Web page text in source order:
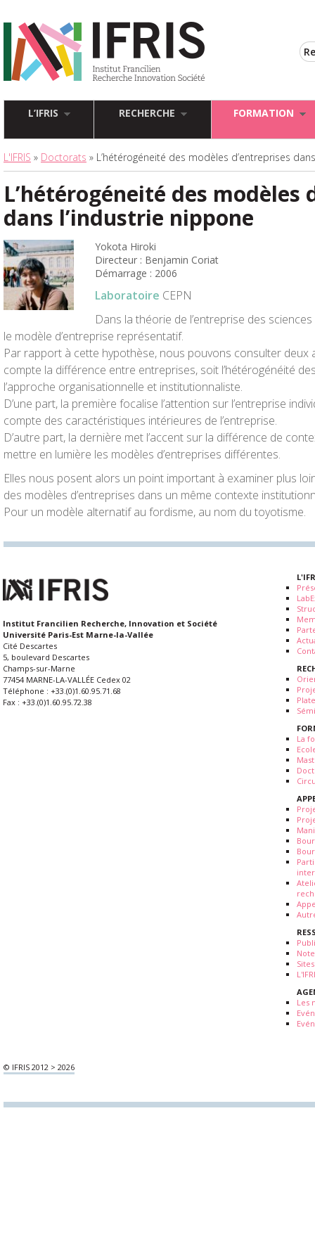
L’IFRIS RECHERCHE FORMATION
L'IFRIS » Doctorats » L’hétérogéneité des modèles d’entreprises
L’hétérogéneité des modèles
dans l’industrie nippone
Yokota Hiroki
Directeur : Benjamin Coriat
Démarrage : 2006
Laboratoire CEPN
Dans la théorie de l’entreprise des
le modèle d’entreprise représentatif.
Par rapport à cette hypothèse, nous pouvons consulter deux
compte la différence entre entreprises, soit l’hétérogénéité
l’approche organisationnelle et institutionnaliste.
D’une part, la première focalise l’attention sur l’entreprise
compte des caractéristiques intérieures de l’entreprise.
D’autre part, la dernière met l’accent sur la différence de
mettre en lumière les modèles d’entreprises différentes.
Elles nous posent alors un point important à examiner plus
des modèles d’entreprises dans un même contexte
Pour un modèle alternatif au fordisme, au nom du toyotisme.
Institut Francilien Recherche, Innovation et Société
Université Paris-Est Marne-la-Vallée
Cité Descartes
5, boulevard Descartes
Champs-sur-Marne
77454 MARNE-LA-VALLÉE Cedex 02
Téléphone : +33.(0)1.60.95.71.68
Fax : +33.(0)1.60.95.72.38
La
Les
© IFRIS 2012 > 2026